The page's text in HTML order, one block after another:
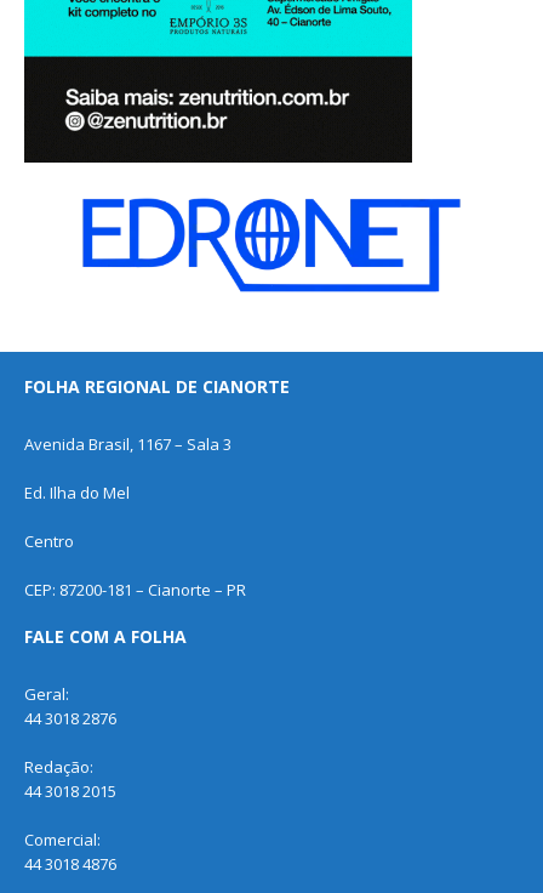
FOLHA REGIONAL DE CIANORTE
Avenida Brasil, 1167 – Sala 3
Ed. Ilha do Mel
Centro
CEP: 87200-181 – Cianorte – PR
FALE COM A FOLHA
Geral:
44 3018 2876
Redação:
44 3018 2015
Comercial:
44 3018 4876